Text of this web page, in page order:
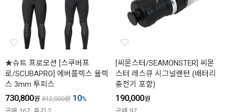
★슈트 프로모션 [스쿠버프
로/SCUBAPRO] 에버플렉스 율렉
스 3mm 투피스
730,800원 812,000원 10%
[씨몬스터/SEAMONSTER] 씨몬
스터 레스큐 시그널랜턴 (배터리
충전기 포함)
190,000원